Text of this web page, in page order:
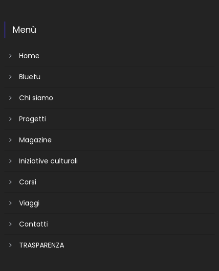
Menù
Home
Bluetu
Chi siamo
Progetti
Magazine
Iniziative culturali
Corsi
Viaggi
Contatti
TRASPARENZA